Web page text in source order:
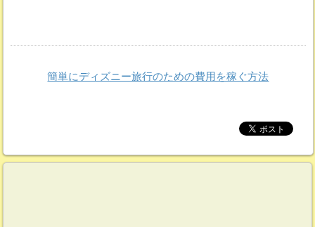
簡単にディズニー旅行のための費用を稼ぐ方法